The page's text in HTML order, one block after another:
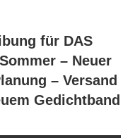
für DAS
– Neuer
– Versand
Gedichtband